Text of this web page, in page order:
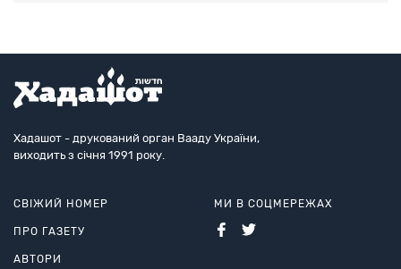
Хадашот - друкований орган Вааду України,
виходить з січня 1991 року.
СВІЖИЙ НОМЕР
ПРО ГАЗЕТУ
АВТОРИ
МИ В СОЦМЕРЕЖАХ